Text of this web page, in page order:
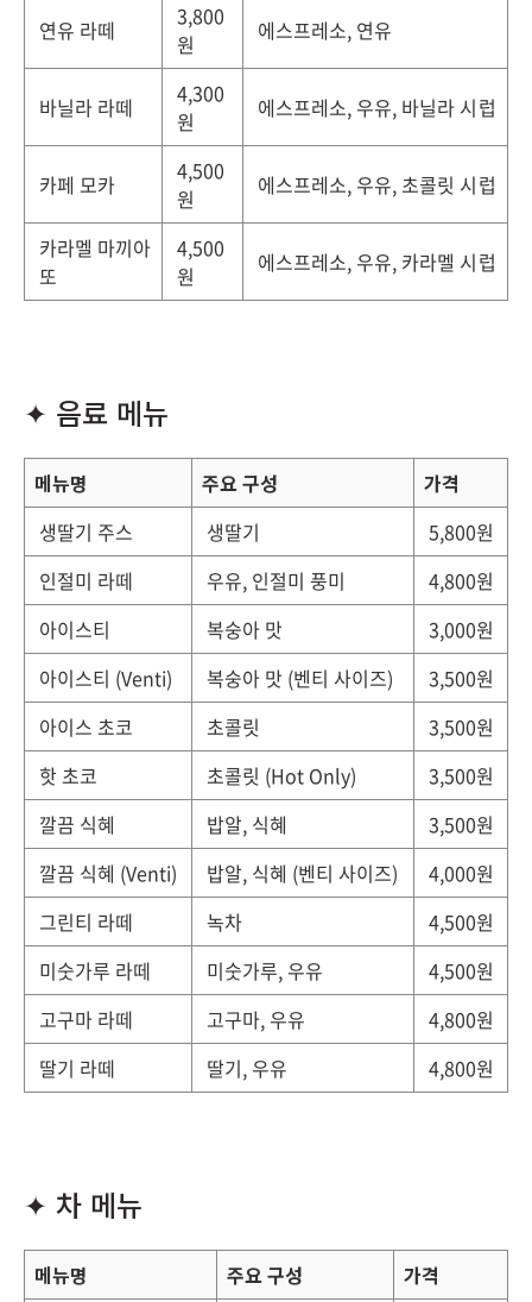
연유 라떼
3,800
원
에스프레소, 연유
바닐라 라떼
4,300
원
에스프레소, 우유, 바닐라 시럽
카페 모카
4,500
원
에스프레소, 우유, 초콜릿 시럽
카라멜 마끼아
또
4,500
원
에스프레소, 우유, 카라멜 시럽
✦ 음료 메뉴
메뉴명 주요 구성
가격
생딸기 주스
생딸기
5,800원
인절미 라떼
우유, 인절미 풍미
4,800원
아이스티
복숭아 맛
3,000원
아이스티 (Venti)
복숭아 맛 (벤티 사이즈)
3,500원
아이스 초코
초콜릿
3,500원
핫 초코
초콜릿 (Hot Only)
3,500원
깔끔 식혜
밥알, 식혜
3,500원
깔끔 식혜 (Venti)
밥알, 식혜 (벤티 사이즈)
4,000원
그린티 라떼
녹차
4,500원
미숫가루 라떼
미숫가루, 우유
4,500원
고구마 라떼
고구마, 우유
4,800원
딸기 라떼
딸기, 우유 4,800원
✦ 차 메뉴
메뉴명 주요 구성
가격